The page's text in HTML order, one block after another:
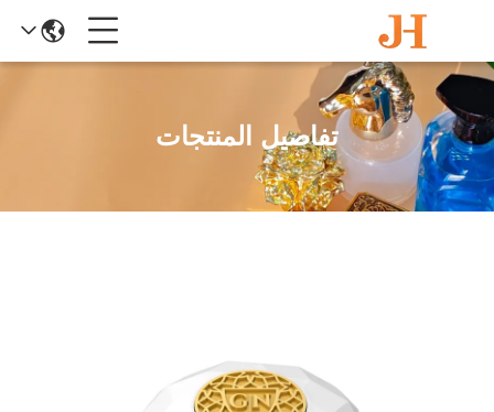
تفاصيل المنتجات